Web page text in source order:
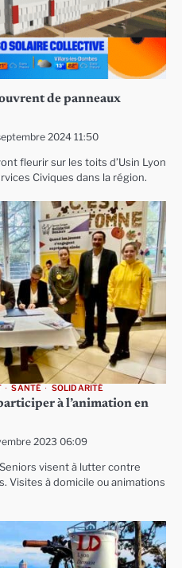
de panneaux
2024 11:50
fleurir sur les toits d’Usin Lyon
Civiques dans la région.
SANTÉ SOLIDARITÉ
à l’animation en
2023 06:09
visent à lutter contre
Visites à domicile ou animations